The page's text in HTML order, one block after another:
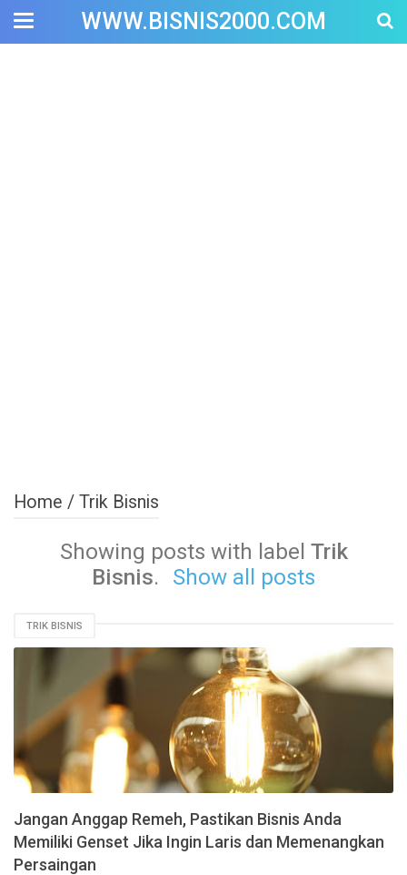
WWW.BISNIS2000.COM
Home / Trik Bisnis
Showing posts with label Trik
Bisnis. Show all posts
TRIK BISNIS
Jangan Anggap Remeh, Pastikan Bisnis Anda
Memiliki Genset Jika Ingin Laris dan Memenangkan
Persaingan